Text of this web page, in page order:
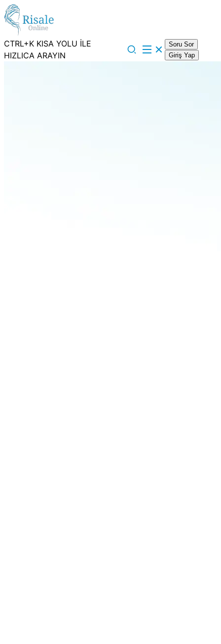
CTRL+K KISA YOLU İLE
HIZLICA ARAYIN
Soru Sor
Giriş Yap